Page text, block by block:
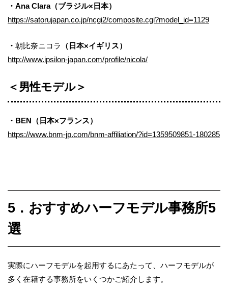
・Ana Clara（ブラジル×日本）
https://satorujapan.co.jp/ncgi2/composite.cgi?model_id=1129
・ 朝比奈ニコラ
（日本×イギリス）
http://www.ipsilon-japan.com/profile/nicola/
＜男性モデル＞
・BEN（日本×フランス）
https://www.bnm-jp.com/bnm-affiliation/?id=1359509851-180285
5．おすすめハーフモデル事務所5
選
実際にハーフモデルを起用するにあたって、ハーフモデルが
多く在籍する事務所をいくつかご紹介します。